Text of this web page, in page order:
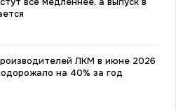
ЛКМ в июне 2026
на 40% за год